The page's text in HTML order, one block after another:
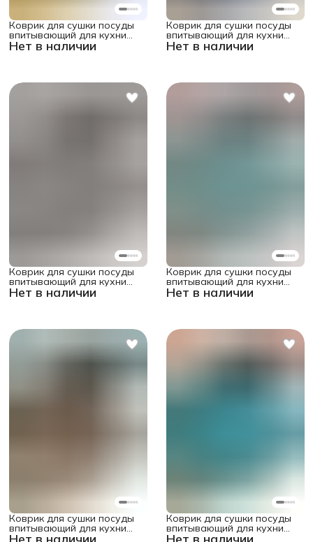
Нет в наличии
Коврик для сушки посуды
впитывающий для кухни
"Недокрашенная доска"
прямоугольный 58x38 см
Нет в наличии
Коврик для сушки посуды
впитывающий для кухни
"Синее переливание"
прямоугольный 58x38 см
Нет в наличии
Коврик для сушки посуды
впитывающий для кухни
"Ферма" прямоугольный
58x38 см
Нет в наличии
Коврик для сушки посуды
впитывающий для кухни
"Морские каракули"
прямоугольный 58x38 см
Коврик для сушки посуды
впитывающий для кухни
"Настроение согреться"
Коврик для сушки посуды
впитывающий для кухни
"Иллюзорный тоннель"